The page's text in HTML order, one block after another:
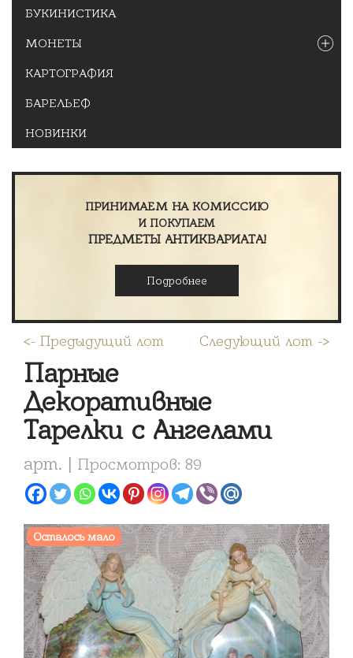
БУКИНИСТИКА
МОНЕТЫ
КАРТОГРАФИЯ
БАРЕЛЬЕФ
НОВИНКИ
ПРИНИМАЕМ НА КОМИССИЮ
И ПОКУПАЕМ
ПРЕДМЕТЫ АНТИКВАРИАТА!
Подробнее
<- Предыдущий лот Следующий лот ->
Парные
Декоративные
Тарелки с Ангелами
арт. | Просмотров: 89
Осталось мало